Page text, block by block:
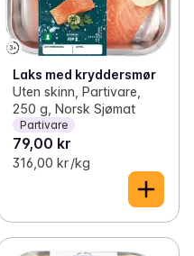
Laks med kryddersmør
Uten skinn, Partivare,
250 g, Norsk Sjømat
Partivare
79,00 kr
316,00 kr /kg